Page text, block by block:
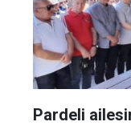
Pardeli